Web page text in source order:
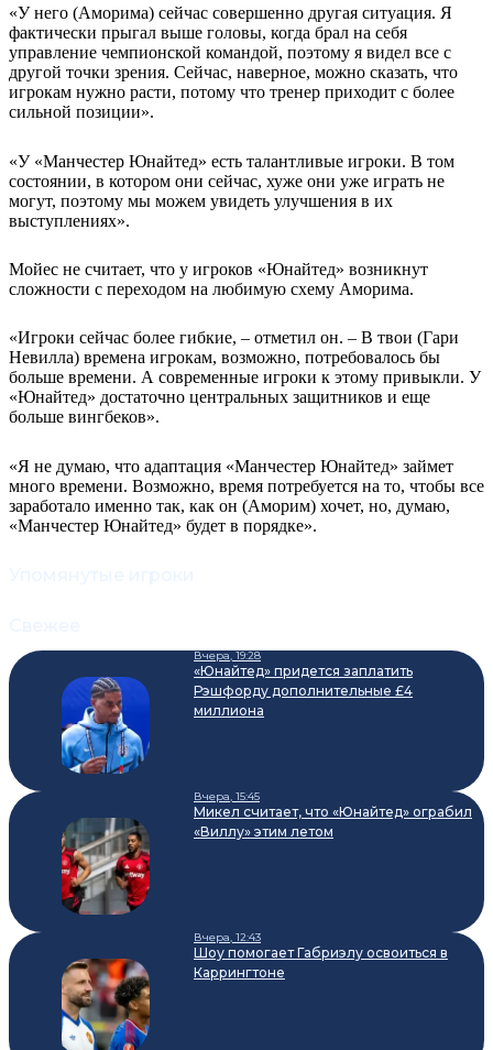
«У него (Аморима) сейчас совершенно другая ситуация. Я
фактически прыгал выше головы, когда брал на себя
управление чемпионской командой, поэтому я видел все с
другой точки зрения. Сейчас, наверное, можно сказать, что
игрокам нужно расти, потому что тренер приходит с более
сильной позиции».
«У «Манчестер Юнайтед» есть талантливые игроки. В том
состоянии, в котором они сейчас, хуже они уже играть не
могут, поэтому мы можем увидеть улучшения в их
выступлениях».
Мойес не считает, что у игроков «Юнайтед» возникнут
сложности с переходом на любимую схему Аморима.
«Игроки сейчас более гибкие, – отметил он. – В твои (Гари
Невилла) времена игрокам, возможно, потребовалось бы
больше времени. А современные игроки к этому привыкли. У
«Юнайтед» достаточно центральных защитников и еще
больше вингбеков».
«Я не думаю, что адаптация «Манчестер Юнайтед» займет
много времени. Возможно, время потребуется на то, чтобы все
заработало именно так, как он (Аморим) хочет, но, думаю,
«Манчестер Юнайтед» будет в порядке».
Вчера, 19:28
«Юнайтед» придется заплатить
Рэшфорду дополнительные £4
миллиона
Вчера, 15:45
Микел считает, что «Юнайтед» ограбил
«Виллу» этим летом
Вчера, 12:43
Шоу помогает Габриэлу освоиться в
Каррингтоне